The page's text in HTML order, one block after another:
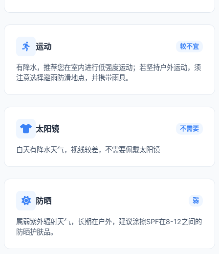
运动 较不宜
有降水，推荐您在室内进行低强度运动；若坚持户外运动，须
注意选择避雨防滑地点，并携带雨具。
太阳镜 不需要
白天有降水天气，视线较差，不需要佩戴太阳镜
防晒 弱
属弱紫外辐射天气，长期在户外，建议涂擦SPF在8-12之间的
防晒护肤品。